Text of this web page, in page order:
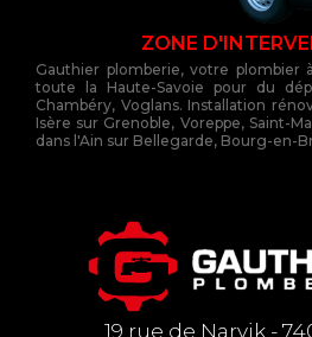
ZONE
Gauthier plomberie, votre plombier
toute la Haute-Savoie pour du
Chambéry, Voglans. Installation
Isère sur Grenoble, Voreppe, Saint-
dans l'Ain sur Bellegarde, Bourg-en-
19 rue de Narvik -